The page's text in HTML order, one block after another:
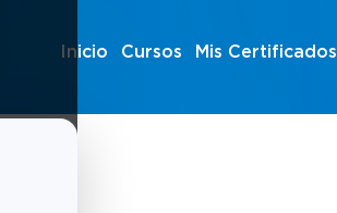
Inicio Cursos Mis Certificados